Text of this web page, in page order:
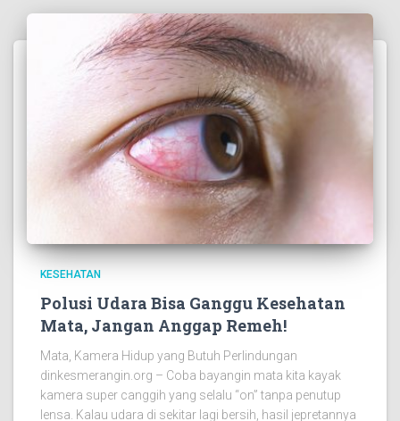
KESEHATAN
Polusi Udara Bisa Ganggu Kesehatan
Mata, Jangan Anggap Remeh!
Mata, Kamera Hidup yang Butuh Perlindungan
dinkesmerangin.org – Coba bayangin mata kita kayak
kamera super canggih yang selalu “on” tanpa penutup
lensa. Kalau udara di sekitar lagi bersih, hasil jepretannya